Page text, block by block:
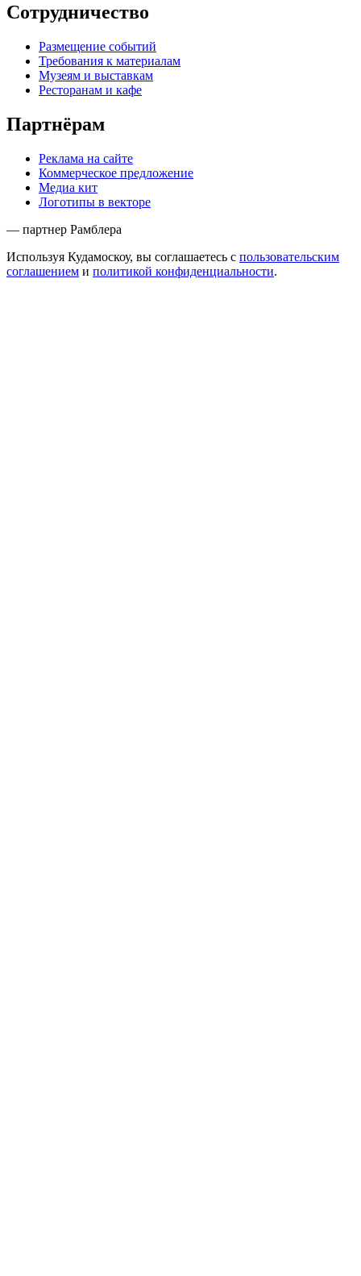
Сотрудничество
Размещение событий
Требования к материалам
Музеям и выставкам
Ресторанам и кафе
Партнёрам
Реклама на сайте
Коммерческое предложение
Медиа кит
Логотипы в векторе
— партнер Рамблера
Используя Кудамоскоу, вы соглашаетесь с пользовательским
соглашением и политикой конфиденциальности.